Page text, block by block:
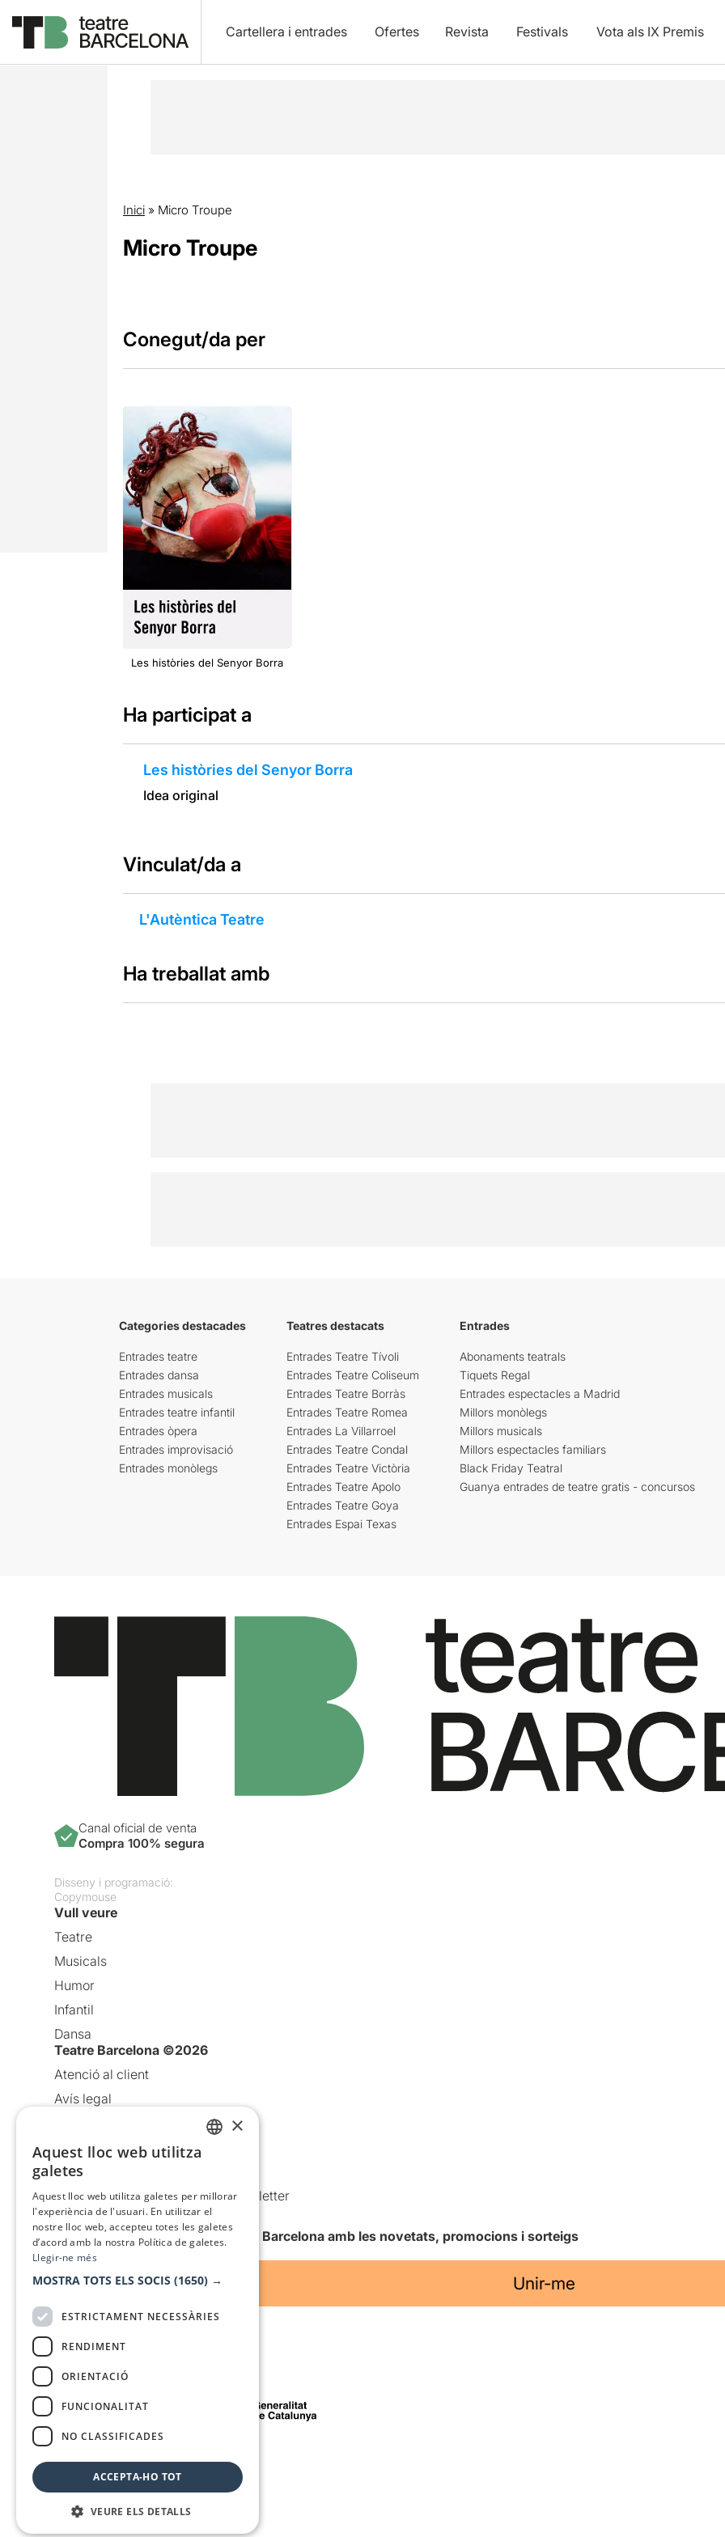
Cartellera i entrades Ofertes Revista Festivals Vota als IX Premis
Inici» Micro Troupe
Micro Troupe
Conegut/da per
Les històries del Senyor Borra
Ha participat a
Les històries del Senyor Borra
Idea original
Vinculat/da a
L'Autèntica Teatre
Ha treballat amb
Categories destacades
Entrades teatre
Entrades dansa
Entrades musicals
Entrades teatre infantil
Entrades òpera
Entrades improvisació
Entrades monòlegs
Teatres destacats
Entrades Teatre Tívoli
Entrades Teatre Coliseum
Entrades Teatre Borràs
Entrades Teatre Romea
Entrades La Villarroel
Entrades Teatre Condal
Entrades Teatre Victòria
Entrades Teatre Apolo
Entrades Teatre Goya
Entrades Espai Texas
Entrades
Abonaments teatrals
Tiquets Regal
Entrades espectacles a Madrid
Millors monòlegs
Millors musicals
Millors espectacles familiars
Black Friday Teatral
Guanya entrades de teatre gratis - concursos
Canal oficial de venta
Compra 100% segura
Disseny i programació:
Copymouse
Vull veure
Teatre
Musicals
Humor
Infantil
Dansa
Teatre Barcelona ©2026
Atenció al client
Avís legal
Política de cookies
Condicions d’ús
Comunicacions comercials i Newsletter
Anuncia’t
Vull rebre la newsletter de Teatre Barcelona amb les novetats, promocions i sorteigs
Unir-me
Amb el suport de
×
Aquest lloc web utilitza
galetes
Aquest lloc web utilitza galetes per millorar
l'experiència de l'usuari. En utilitzar el
nostre lloc web, accepteu totes les galetes
d’acord amb la nostra Política de galetes.
Llegir-ne més
MOSTRA TOTS ELS SOCIS (1650) →
ESTRICTAMENT NECESSÀRIES
RENDIMENT
ORIENTACIÓ
FUNCIONALITAT
NO CLASSIFICADES
ACCEPTA-HO TOT
VEURE ELS DETALLS